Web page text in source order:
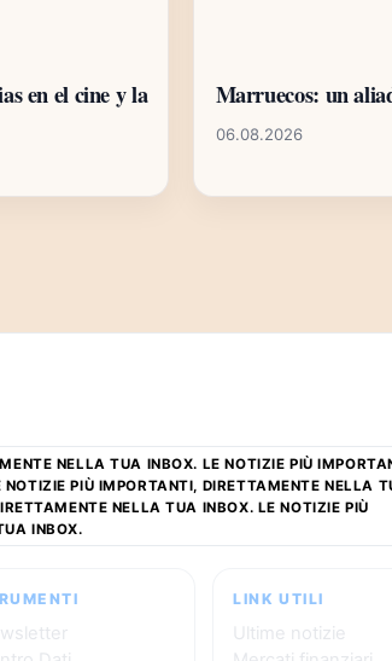
en el cine y la
Marruecos: un
06.08.2026
NELLA TUA INBOX. LE NOTIZIE PIÙ
PIÙ IMPORTANTI, DIRETTAMENTE NELLA
NELLA TUA INBOX. LE NOTIZIE PIÙ
INBOX.
LINK UTILI
Ultime notizie